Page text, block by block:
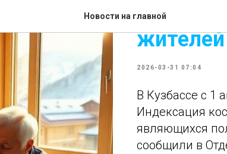
Новости на главной
В
2026-03-31 07:04
В Кузбассе с 1
Индексация
являющихся
сообщили в